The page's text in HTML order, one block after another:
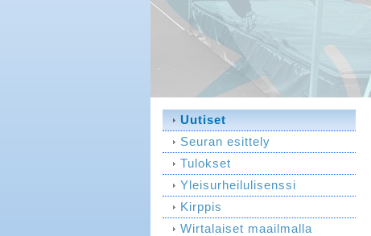
Uutiset
Seuran esittely
Tulokset
Yleisurheilulisenssi
Kirppis
Wirtalaiset maailmalla